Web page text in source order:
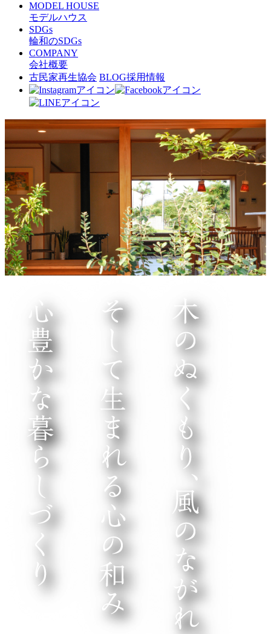
MODEL HOUSE
モデルハウス
SDGs
輪和のSDGs
COMPANY
会社概要
古民家再生協会 BLOG採用情報